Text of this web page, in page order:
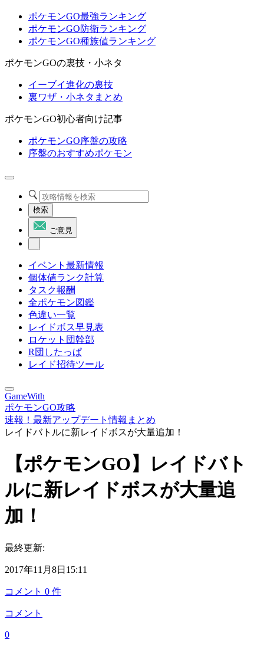
ポケモンGO最強ランキング
ポケモンGO防衛ランキング
ポケモンGO種族値ランキング
ポケモンGOの裏技・小ネタ
イーブイ進化の裏技
裏ワザ・小ネタまとめ
ポケモンGO初心者向け記事
ポケモンGO序盤の攻略
序盤のおすすめポケモン
検索
ご意見
イベント最新情報
個体値ランク計算
タスク報酬
全ポケモン図鑑
色違い一覧
レイドボス早見表
ロケット団幹部
R団したっぱ
レイド招待ツール
GameWith
ポケモンGO攻略
速報！最新アップデート情報まとめ
レイドバトルに新レイドボスが大量追加！
【ポケモンGO】レイドバト
ルに新レイドボスが大量追
加！
最終更新:
2017年11月8日15:11
コメント 0 件
コメント
0